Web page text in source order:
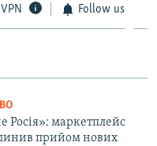
Follow us
Росія»: маркетплейс
прийом нових